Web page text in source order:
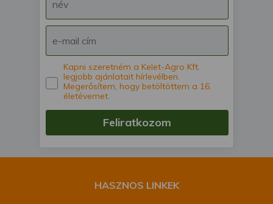
Kapni szeretném a Kelet-Agro Kft.
legjobb ajánlatait hírlevélben.
Megerősítem, hogy betöltöttem a 16.
életévemet.
Feliratkozom
HASZNOS LINKEK